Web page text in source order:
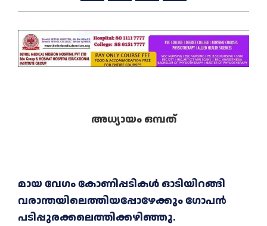
അധ്യായം ഒമ്പത്
മായ വേഗം കോണിപ്പടികൾ ഓടിയിറങ്ങി
വരാന്തയിലെത്തിയപ്പോഴേക്കും ഗോപൻ
പടിപ്പുരക്കലെത്തിക്കഴിഞ്ഞു.